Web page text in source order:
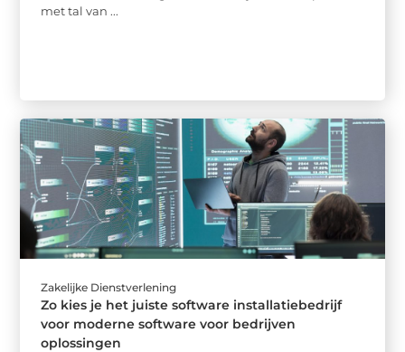
met tal van ...
Zakelijke Dienstverlening
Zo kies je het juiste software installatiebedrijf
voor moderne software voor bedrijven
oplossingen